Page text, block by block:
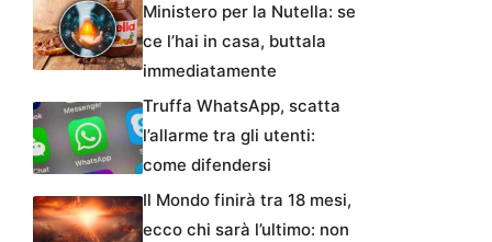
Ministero per la Nutella: se
ce l’hai in casa, buttala
immediatamente
Truffa WhatsApp, scatta
l’allarme tra gli utenti:
come difendersi
Il Mondo finirà tra 18 mesi,
ecco chi sarà l’ultimo: non